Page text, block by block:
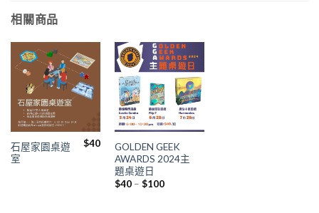
相關商品
石屋家園桌遊
室
$40
GOLDEN GEEK
AWARDS 2024主
題桌遊日
$40 – $100Price